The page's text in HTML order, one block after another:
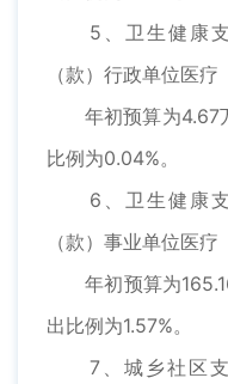
5、卫生健康支
（款）行政单位医疗
年初预算为4.67
比例为0.04%。
6、卫生健康支
（款）事业单位医疗
年初预算为
出比例为1.57%。
7、城乡社区支